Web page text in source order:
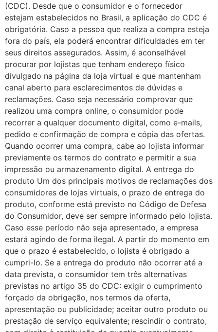
(CDC). Desde que o consumidor e o fornecedor
estejam estabelecidos no Brasil, a aplicação do CDC é
obrigatória. Caso a pessoa que realiza a compra esteja
fora do país, ela poderá encontrar dificuldades em ter
seus direitos assegurados. Assim, é aconselhável
procurar por lojistas que tenham endereço físico
divulgado na página da loja virtual e que mantenham
canal aberto para esclarecimentos de dúvidas e
reclamações. Caso seja necessário comprovar que
realizou uma compra online, o consumidor pode
recorrer a qualquer documento digital, como e-mails,
pedido e confirmação de compra e cópia das ofertas.
Quando ocorrer uma compra, cabe ao lojista informar
previamente os termos do contrato e permitir a sua
impressão ou armazenamento digital. A entrega do
produto Um dos principais motivos de reclamações dos
consumidores de lojas virtuais, o prazo de entrega do
produto, conforme está previsto no Código de Defesa
do Consumidor, deve ser sempre informado pelo lojista.
Caso esse período não seja apresentado, a empresa
estará agindo de forma ilegal. A partir do momento em
que o prazo é estabelecido, o lojista é obrigado a
cumpri-lo. Se a entrega do produto não ocorrer até a
data prevista, o consumidor tem três alternativas
previstas no artigo 35 do CDC: exigir o cumprimento
forçado da obrigação, nos termos da oferta,
apresentação ou publicidade; aceitar outro produto ou
prestação de serviço equivalente; rescindir o contrato,